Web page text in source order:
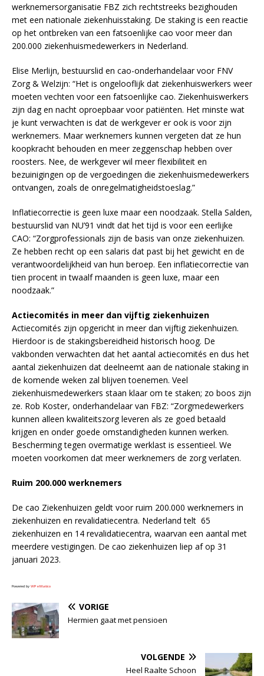
werknemersorganisatie FBZ zich rechtstreeks bezighouden
met een nationale ziekenhuisstaking. De staking is een reactie
op het ontbreken van een fatsoenlijke cao voor meer dan
200.000 ziekenhuismedewerkers in Nederland.
Elise Merlijn, bestuurslid en cao-onderhandelaar voor FNV
Zorg & Welzijn: “Het is ongelooflijk dat ziekenhuiswerkers weer
moeten vechten voor een fatsoenlijke cao. Ziekenhuiswerkers
zijn dag en nacht oproepbaar voor patiënten. Het minste wat
je kunt verwachten is dat de werkgever er ook is voor zijn
werknemers. Maar werknemers kunnen vergeten dat ze hun
koopkracht behouden en meer zeggenschap hebben over
roosters. Nee, de werkgever wil meer flexibiliteit en
bezuinigingen op de vergoedingen die ziekenhuismedewerkers
ontvangen, zoals de onregelmatigheidstoeslag.”
Inflatiecorrectie is geen luxe maar een noodzaak. Stella Salden,
bestuurslid van NU’91 vindt dat het tijd is voor een eerlijke
CAO: “Zorgprofessionals zijn de basis van onze ziekenhuizen.
Ze hebben recht op een salaris dat past bij het gewicht en de
verantwoordelijkheid van hun beroep. Een inflatiecorrectie van
tien procent in twaalf maanden is geen luxe, maar een
noodzaak.”
Actiecomités in meer dan vijftig ziekenhuizen
Actiecomités zijn opgericht in meer dan vijftig ziekenhuizen.
Hierdoor is de stakingsbereidheid historisch hoog. De
vakbonden verwachten dat het aantal actiecomités en dus het
aantal ziekenhuizen dat deelneemt aan de nationale staking in
de komende weken zal blijven toenemen. Veel
ziekenhuismedewerkers staan klaar om te staken; zo boos zijn
ze. Rob Koster, onderhandelaar van FBZ: “Zorgmedewerkers
kunnen alleen kwaliteitszorg leveren als ze goed betaald
krijgen en onder goede omstandigheden kunnen werken.
Bescherming tegen overmatige werklast is essentieel. We
moeten voorkomen dat meer werknemers de zorg verlaten.
Ruim 200.000 werknemers
De cao Ziekenhuizen geldt voor ruim 200.000 werknemers in
ziekenhuizen en revalidatiecentra. Nederland telt 65
ziekenhuizen en 14 revalidatiecentra, waarvan een aantal met
meerdere vestigingen. De cao ziekenhuizen liep af op 31
januari 2023.
Powered by WPeMatico
VORIGE
Hermien gaat met pensioen
VOLGENDE
Heel Raalte Schoon